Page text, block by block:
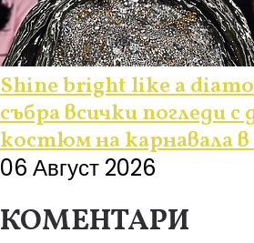
Shine bright like a
събра всички погледи с
костюм на карнавала в
06 Август 2026
КОМЕНТАРИ